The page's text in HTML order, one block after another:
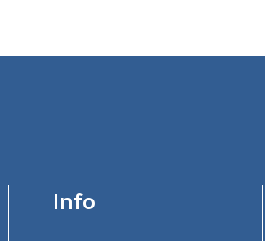
Info